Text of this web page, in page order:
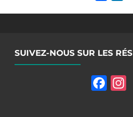
SUIVEZ-NOUS SUR LES